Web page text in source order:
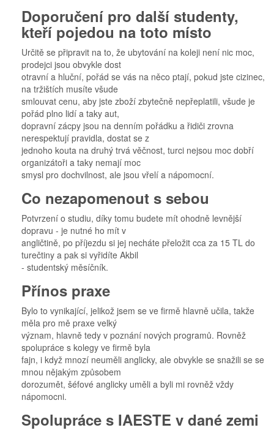
Doporučení pro další studenty,
kteří pojedou na toto místo
Určitě se připravit na to, že ubytování na koleji není nic moc,
prodejci jsou obvykle dost
otravní a hluční, pořád se vás na něco ptají, pokud jste cizinec,
na tržištích musíte všude
smlouvat cenu, aby jste zboží zbytečně nepřeplatili, všude je
pořád plno lidí a taky aut,
dopravní zácpy jsou na denním pořádku a řidiči zrovna
nerespektují pravidla, dostat se z
jednoho kouta na druhý trvá věčnost, turci nejsou moc dobří
organizátoři a taky nemají moc
smysl pro dochvilnost, ale jsou vřelí a nápomocní.
Co nezapomenout s sebou
Potvrzení o studiu, díky tomu budete mít ohodně levnější
dopravu - je nutné ho mít v
angličtině, po příjezdu si jej necháte přeložit cca za 15 TL do
turečtiny a pak si vyřidíte Akbil
- studentský měsíčník.
Přínos praxe
Bylo to vynikající, jelikož jsem se ve firmě hlavně učila, takže
měla pro mě praxe velký
význam, hlavně tedy v poznání nových programů. Rovněž
spolupráce s kolegy ve firmě byla
fajn, i když mnozí neuměli anglicky, ale obvykle se snažili se se
mnou nějakým způsobem
dorozumět, šéfové anglicky uměli a byli mi rovněž vždy
nápomocni.
Spolupráce s IAESTE v dané zemi